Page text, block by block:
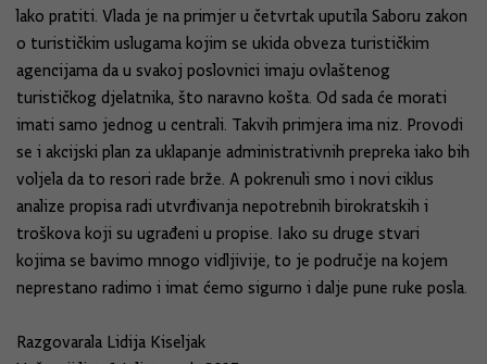
lako pratiti. Vlada je na primjer u četvrtak uputila Saboru zakon
o turističkim uslugama kojim se ukida obveza turističkim
agencijama da u svakoj poslovnici imaju ovlaštenog
turističkog djelatnika, što naravno košta. Od sada će morati
imati samo jednog u centrali. Takvih primjera ima niz. Provodi
se i akcijski plan za uklapanje administrativnih prepreka iako bih
voljela da to resori rade brže. A pokrenuli smo i novi ciklus
analize propisa radi utvrđivanja nepotrebnih birokratskih i
troškova koji su ugrađeni u propise. Iako su druge stvari
kojima se bavimo mnogo vidljivije, to je područje na kojem
neprestano radimo i imat ćemo sigurno i dalje pune ruke posla.
Razgovarala Lidija Kiseljak